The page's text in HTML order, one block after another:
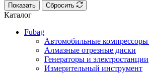
Показать Сбросить
Каталог
Fubag
Автомобильные
Алмазные отрезные диски
Генераторы и электростанции
Измерительный инструмент